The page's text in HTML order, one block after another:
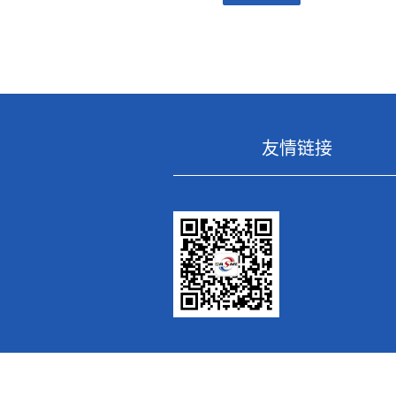
友情链接